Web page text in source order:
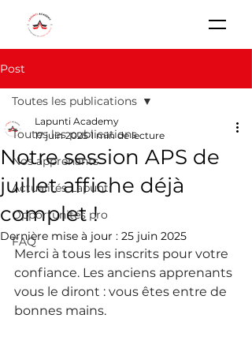
Post
Toutes les publications
Nos apprenants
Actualités Lapunti
Opportunités pro
FAQ
Toutes les publications
Notre session APS de
juillet affiche déjà
complet !
Lapunti Academy
17 juin 2025 1 min de lecture
Dernière mise à jour : 25 juin 2025
Merci à tous les inscrits pour votre
confiance. Les anciens apprenants
vous le diront : vous êtes entre de
bonnes mains.